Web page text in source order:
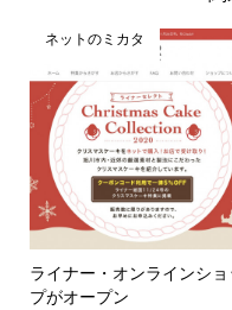
ネットのミカタ
ライナー・オンラインショ
プがオープン